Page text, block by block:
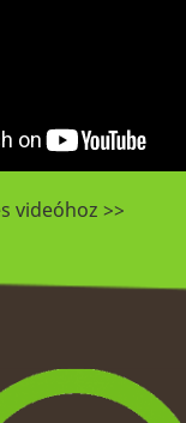
videóhoz >>